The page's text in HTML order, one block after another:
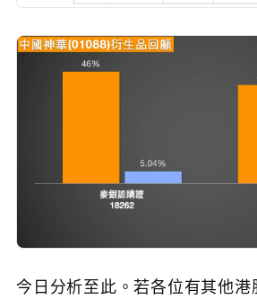
今日分析至此。若各位有其他